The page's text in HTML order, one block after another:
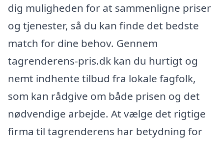
dig muligheden for at sammenligne priser
og tjenester, så du kan finde det bedste
match for dine behov. Gennem
tagrenderens-pris.dk kan du hurtigt og
nemt indhente tilbud fra lokale fagfolk,
som kan rådgive om både prisen og det
nødvendige arbejde. At vælge det rigtige
firma til tagrenderens har betydning for